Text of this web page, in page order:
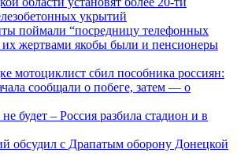
укрытий
поймали “посредницу телефонных
жертвами якобы были и пенсионеры
мотоциклист сбил пособника россиян:
сообщали о побеге, затем — о
будет – Россия разбила стадион и в
обсудил с Драпатым оборону Донецкой